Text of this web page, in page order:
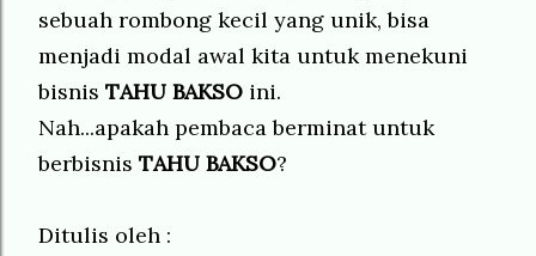
sebuah rombong kecil yang unik, bisa
menjadi modal awal kita untuk menekuni
bisnis TAHU BAKSO ini.
Nah...apakah pembaca berminat untuk
berbisnis TAHU BAKSO?
Ditulis oleh :